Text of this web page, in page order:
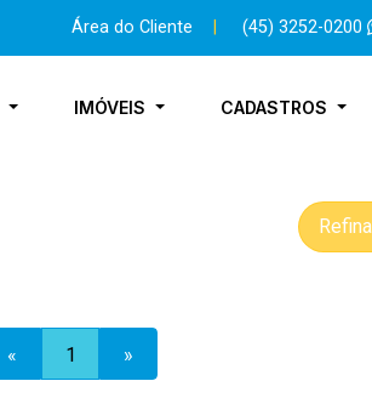
Área do Cliente (45) 3252-0200
IMÓVEIS CADASTROS
« 1 »